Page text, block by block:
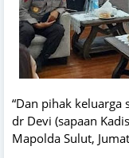
“Dan pihak
dr Devi (sapaan
Mapolda Sulut,